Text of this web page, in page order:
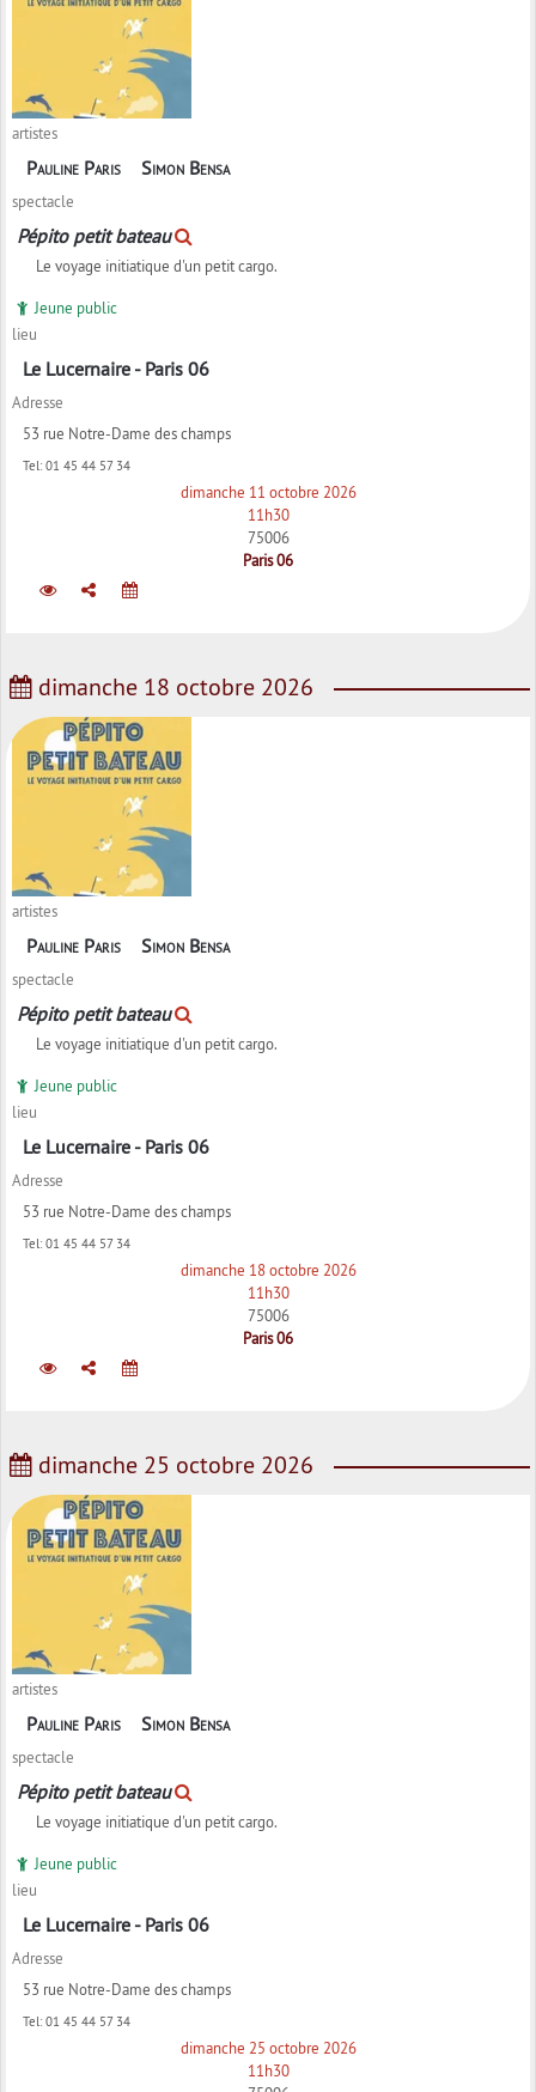
artistes
Pauline Paris Simon Bensa
spectacle
Pépito petit bateau
Le voyage initiatique d'un petit cargo.
Jeune public
lieu
Le Lucernaire - Paris 06
Adresse
53 rue Notre-Dame des champs
Tel: 01 45 44 57 34
dimanche 11 octobre 2026
11h30
75006
Paris 06
dimanche 18 octobre 2026
artistes
Pauline Paris Simon Bensa
spectacle
Pépito petit bateau
Le voyage initiatique d'un petit cargo.
Jeune public
lieu
Le Lucernaire - Paris 06
Adresse
53 rue Notre-Dame des champs
Tel: 01 45 44 57 34
dimanche 18 octobre 2026
11h30
75006
Paris 06
dimanche 25 octobre 2026
artistes
Pauline Paris Simon Bensa
spectacle
Pépito petit bateau
Le voyage initiatique d'un petit cargo.
Jeune public
lieu
Le Lucernaire - Paris 06
Adresse
53 rue Notre-Dame des champs
Tel: 01 45 44 57 34
dimanche 25 octobre 2026
11h30